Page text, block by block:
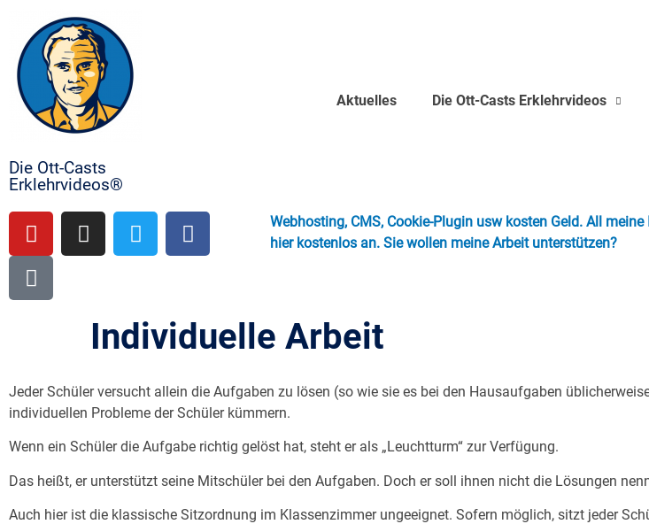
Die Ott-Casts
Erklehrvideos®
Aktuelles Die Ott-Casts Erklehrvideos
Webhosting, CMS, Cookie-Plugin usw kosten Geld. All
hier kostenlos an. Sie wollen meine Arbeit unterstützen?
Individuelle Arbeit
Jeder Schüler versucht allein die Aufgaben zu lösen (so wie sie es bei den Hausaufgaben
individuellen Probleme der Schüler kümmern.
Wenn ein Schüler die Aufgabe richtig gelöst hat, steht er als „Leuchtturm“ zur Verfügung.
Das heißt, er unterstützt seine Mitschüler bei den Aufgaben. Doch er soll ihnen nicht die Lösungen
Auch hier ist die klassische Sitzordnung im Klassenzimmer ungeeignet. Sofern möglich, sitzt jeder